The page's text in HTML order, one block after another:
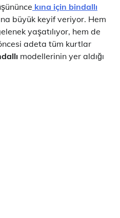
kına için bindallı
büyük keyif veriyor. Hem
yaşatılıyor, hem de
adeta tüm kurtlar
modellerinin yer aldığı